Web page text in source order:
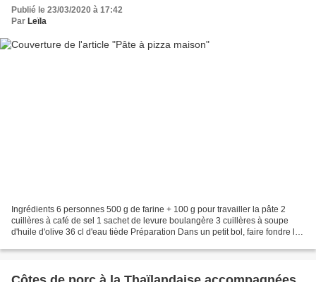
Publié le 23/03/2020 à 17:42
Par Leïla
Ingrédients 6 personnes 500 g de farine + 100 g pour travailler la pâte 2
cuillères à café de sel 1 sachet de levure boulangère 3 cuillères à soupe
d'huile d'olive 36 cl d'eau tiède Préparation Dans un petit bol, faire fondre la